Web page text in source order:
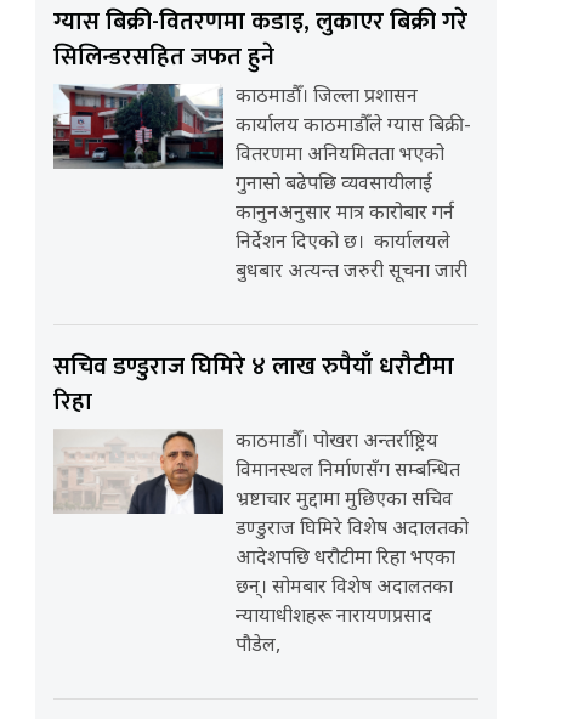
ग्यास बिक्री-वितरणमा कडाइ, लुकाएर बिक्री गरे
सिलिन्डरसहित जफत हुने
काठमाडौँ। जिल्ला प्रशासन
कार्यालय काठमाडौँले ग्यास बिक्री-
वितरणमा अनियमितता भएको
गुनासो बढेपछि व्यवसायीलाई
कानुनअनुसार मात्र कारोबार गर्न
निर्देशन दिएको छ। कार्यालयले
बुधबार अत्यन्त जरुरी सूचना जारी
सचिव डण्डुराज घिमिरे ४ लाख रुपैयाँ धरौटीमा
रिहा
काठमाडौँ। पोखरा अन्तर्राष्ट्रिय
विमानस्थल निर्माणसँग सम्बन्धित
भ्रष्टाचार मुद्दामा मुछिएका सचिव
डण्डुराज घिमिरे विशेष अदालतको
आदेशपछि धरौटीमा रिहा भएका
छन्। सोमबार विशेष अदालतका
न्यायाधीशहरू नारायणप्रसाद
पौडेल,